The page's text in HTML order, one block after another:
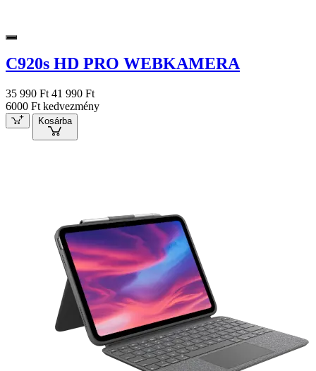
C920s HD PRO WEBKAMERA
35 990 Ft 41 990 Ft
6000 Ft kedvezmény
Kosárba